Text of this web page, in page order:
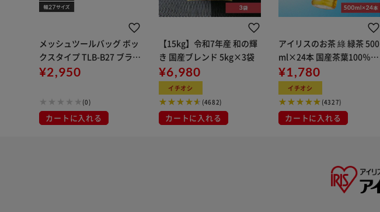
メッシュツールバッグ ボッ
クスタイプ TLB-B27 ブラッ
ク
¥2,950
(0)
カートに入れる
【15kg】令和7年産 和の輝
き 国産ブレンド 5kg×3袋
¥6,980
イチオシ
(4682)
カートに入れる
アイリスのお茶 綠 緑茶 500
ml×24本 国産茶葉100％使
用
¥1,780
イチオシ
(4327)
カートに入れる